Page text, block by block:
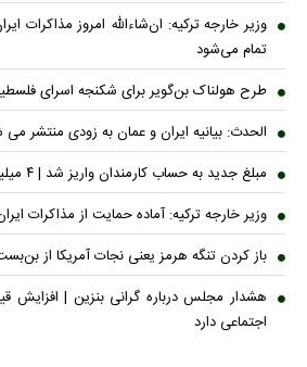
وزیر خارجه ترکیه: ان‌شاءالله امروز مذاکرات
تمام می‌شود
طرح هولناک بن‌گویر برای شکنجه اسرای
الحدث: بیانیه ایران و عمان به زودی منتشر
مبلغ جدید به حساب کارمندان واریز شد | ۴ میلیون و ۲۵۰ هزار تومان
وزیر خارجه ترکیه: آماده حمایت از مذاکرات
باز کردن تنگه هرمز یعنی نجات آمریکا از
هشدار مجلس درباره گرانی بنزین | افزایش
اجتماعی دارد